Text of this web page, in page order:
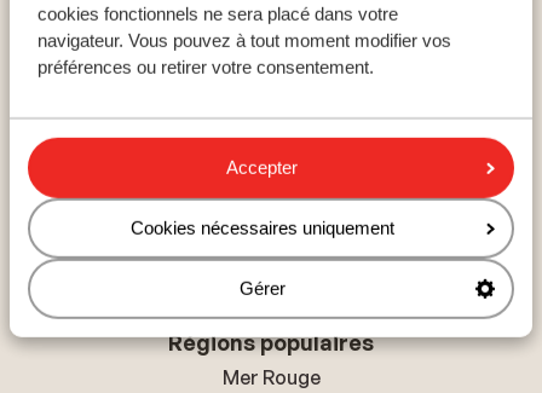
cookies fonctionnels ne sera placé dans votre
navigateur. Vous pouvez à tout moment modifier vos
préférences ou retirer votre consentement.
Accepter
Cookies nécessaires uniquement
Gérer
Home vacances Italie Sicile Cefalu
Pays populaires
Égypte
Régions populaires
Mer Rouge